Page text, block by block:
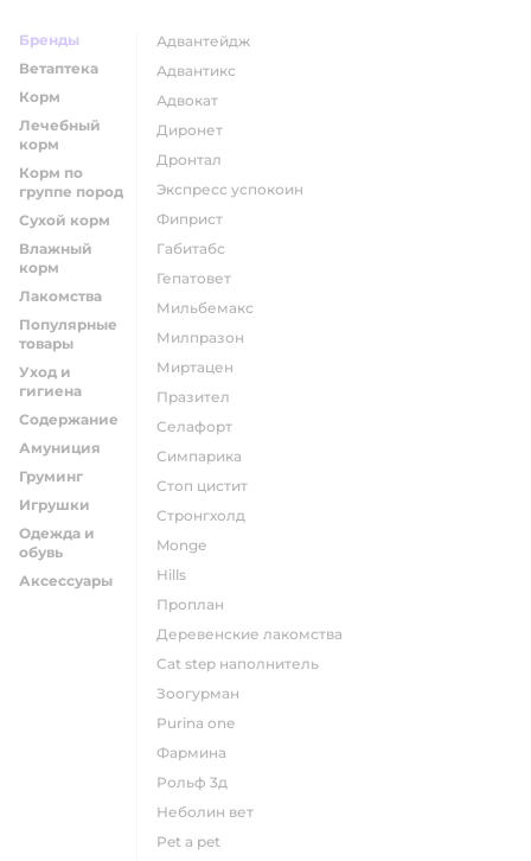
Бренды
Ветаптека
Корм
Лечебный
корм
Корм по
группе пород
Сухой корм
Влажный
корм
Лакомства
Популярные
товары
Уход и
гигиена
Содержание
Амуниция
Груминг
Игрушки
Одежда и
обувь
Аксессуары
адвантейдж
адвантикс
адвокат
диронет
дронтал
экспресс успокоин
фиприст
габитабс
гепатовет
мильбемакс
милпразон
миртацен
празител
селафорт
симпарика
стоп цистит
стронгхолд
monge
hills
проплан
деревенские лакомства
cat step наполнитель
зоогурман
purina one
фармина
рольф 3д
неболин вет
pet a pet